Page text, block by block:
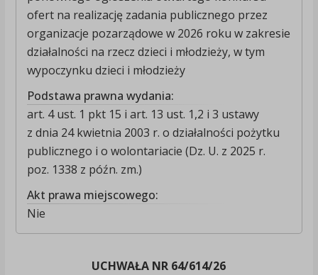
ofert na realizację zadania publicznego przez
organizacje pozarządowe w 2026 roku w zakresie
działalności na rzecz dzieci i młodzieży, w tym
wypoczynku dzieci i młodzieży
Podstawa prawna wydania:
art. 4 ust. 1 pkt 15 i art. 13 ust. 1,2 i 3 ustawy
z dnia 24 kwietnia 2003 r. o działalności pożytku
publicznego i o wolontariacie (Dz. U. z 2025 r.
poz. 1338 z późn. zm.)
Akt prawa miejscowego:
Nie
UCHWAŁA NR 64/614/26